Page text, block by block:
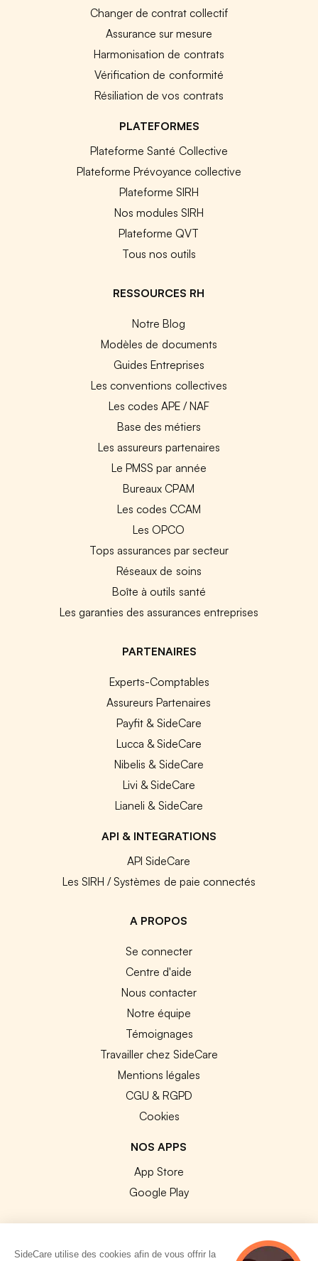
Changer de contrat collectif
Assurance sur mesure
Harmonisation de contrats
Vérification de conformité
Résiliation de vos contrats
PLATEFORMES
Plateforme Santé Collective
Plateforme Prévoyance collective
Plateforme SIRH
Nos modules SIRH
Plateforme QVT
Tous nos outils
RESSOURCES RH
Notre Blog
Modèles de documents
Guides Entreprises
Les conventions collectives
Les codes APE / NAF
Base des métiers
Les assureurs partenaires
Le PMSS par année
Bureaux CPAM
Les codes CCAM
Les OPCO
Tops assurances par secteur
Réseaux de soins
Boîte à outils santé
Les garanties des assurances entreprises
PARTENAIRES
Experts-Comptables
Assureurs Partenaires
Payfit & SideCare
Lucca & SideCare
Nibelis & SideCare
Livi & SideCare
Lianeli & SideCare
API & INTEGRATIONS
API SideCare
Les SIRH / Systèmes de paie connectés
A PROPOS
Se connecter
Centre d'aide
Nous contacter
Notre équipe
Témoignages
Travailler chez SideCare
Mentions légales
CGU & RGPD
Cookies
NOS APPS
App Store
Google Play
SideCare utilise des cookies afin de vous offrir la